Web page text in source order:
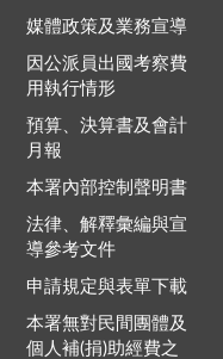
媒體政策及業務宣導
因公派員出國考察費
用執行情形
預算、決算書及會計
月報
本署內部控制聲明書
法律、解釋彙編與宣
導參考文件
申請規定與表單下載
本署無對民間團體及
個人補(捐)助經費之